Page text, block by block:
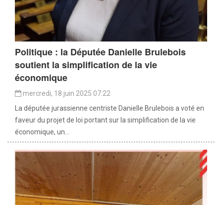
Politique : la Députée Danielle Brulebois
soutient la simplification de la vie
économique
mercredi, 18 juin 2025 07:22
La députée jurassienne centriste Danielle Brulebois a voté en
faveur du projet de loi portant sur la simplification de la vie
économique, un...